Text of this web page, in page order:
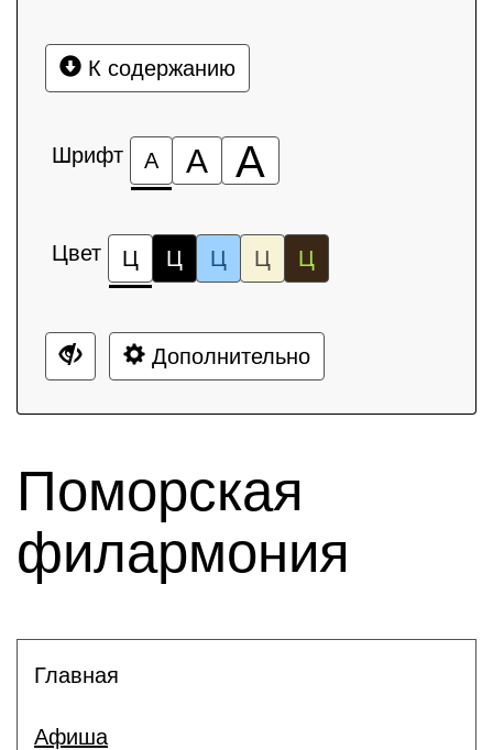
К содержанию
Шрифт А А А
Цвет Ц Ц Ц Ц Ц
Дополнительно
Поморская
филармония
Главная
Афиша